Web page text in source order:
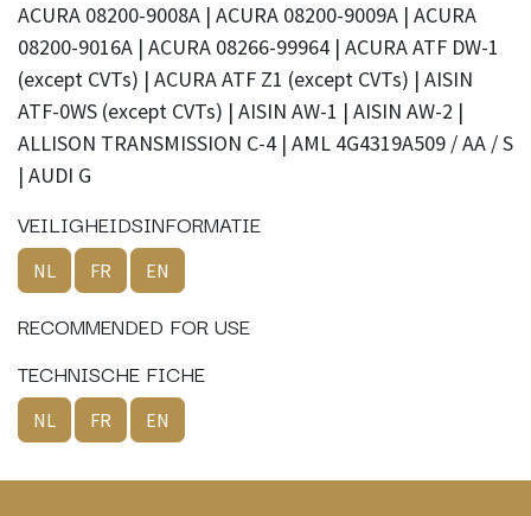
ACURA 08200-9008A | ACURA 08200-9009A | ACURA
08200-9016A | ACURA 08266-99964 | ACURA ATF DW-1
(except CVTs) | ACURA ATF Z1 (except CVTs) | AISIN
ATF-0WS (except CVTs) | AISIN AW-1 | AISIN AW-2 |
ALLISON TRANSMISSION C-4 | AML 4G4319A509 / AA / S
| AUDI G
VEILIGHEIDSINFORMATIE
NL FR EN
RECOMMENDED FOR USE
TECHNISCHE FICHE
NL FR EN